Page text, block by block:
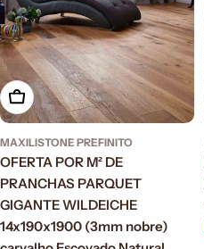
Aggiungi al carrello
MAXILISTONE PREFINITO
OFERTA POR M² DE
PRANCHAS PARQUET
GIGANTE WILDEICHE
14x190x1900 (3mm nobre)